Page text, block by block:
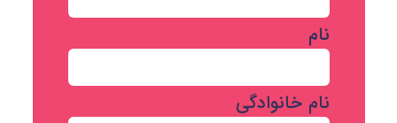
نام
نام خانوادگی